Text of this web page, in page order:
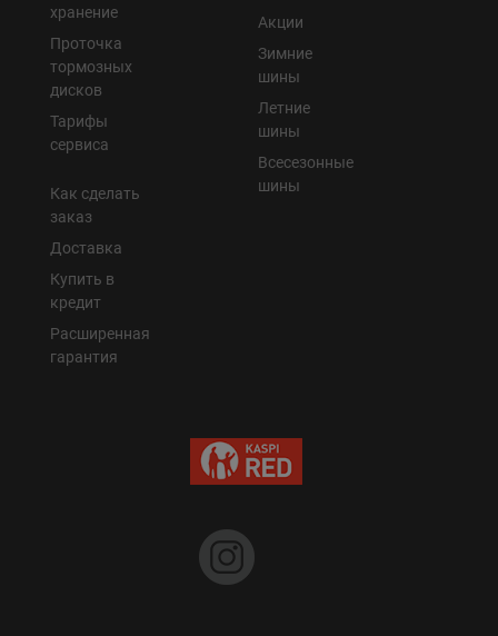
хранение
Проточка
тормозных
дисков
Тарифы
сервиса
Как сделать
заказ
Доставка
Купить в
кредит
Расширенная
гарантия
Акции
Зимние
шины
Летние
шины
Всесезонные
шины